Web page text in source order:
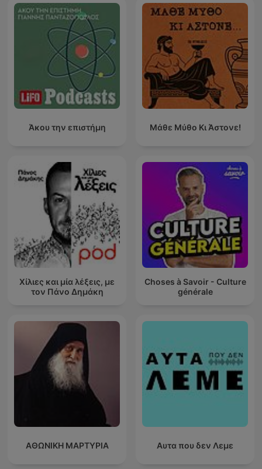
Άκου την επιστήμη Μάθε Μύθο Κι Άστονε!
Χίλιες και μία λέξεις, με
τον Πάνο Δημάκη
Choses à Savoir - Culture
générale
ΑΘΩΝΙΚΗ ΜΑΡΤΥΡΙΑ Αυτα που δεν Λεμε